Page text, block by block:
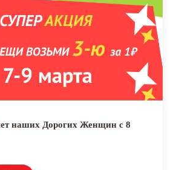
наших Дорогих Женщин с 8